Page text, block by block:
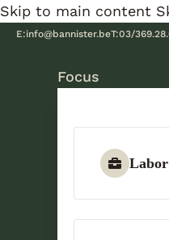
Skip to main content
E:info@bannister.beT:03/
Focus